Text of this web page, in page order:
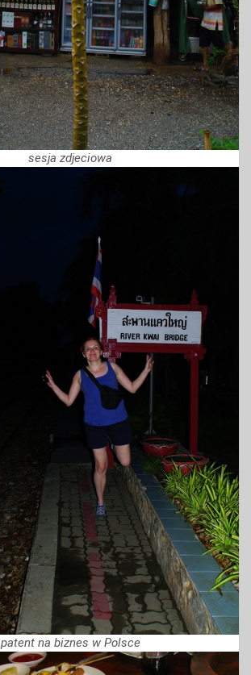
sesja zdjeciowa
patent na biznes w Polsce